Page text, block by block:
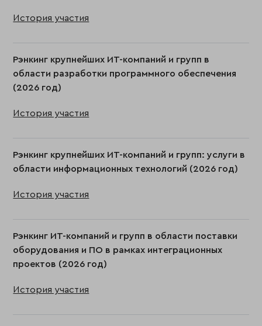
История участия
Рэнкинг крупнейших ИТ-компаний и групп в
области разработки программного обеспечения
(2026 год)
История участия
Рэнкинг крупнейших ИТ-компаний и групп: услуги в
области информационных технологий (2026 год)
История участия
Рэнкинг ИТ-компаний и групп в области поставки
оборудования и ПО в рамках интеграционных
проектов (2026 год)
История участия